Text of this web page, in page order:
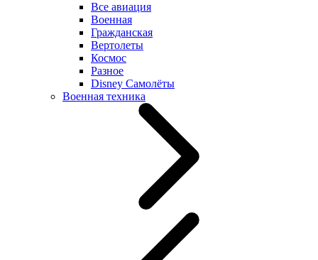
Все авиация
Военная
Гражданская
Вертолеты
Космос
Разное
Disney Самолёты
Военная техника